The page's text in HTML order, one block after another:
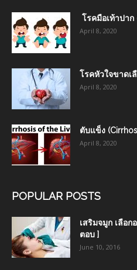
โรคมือเท้าปาก
April 8, 2020
โรคหัวใจขาดเ
April 8, 2020
ตับแข็ง
April 8, 2020
POPULAR POSTS
เสริมจมูก เลือ
ตอบ ]
June 10, 2016